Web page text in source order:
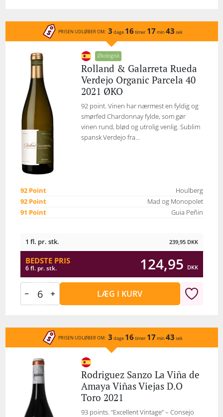
PRISEN UDLØBER OM: 3 dage 16 timer 17 min 43 sek
Økologisk
Rolland & Galarreta Rueda
Verdejo Organic Parcela 40
2021 ØKO
92 point. Vinen har nærmest en fyldig og
smørfed Chardonnay fylde, som gør
vinen rund, blød og utrolig venlig. Sublim
spansk Verdejo fra...
92 Point
Houlberg
92 Point
Mad og Monopolet
91 Point
Guia Peñin
1 fl. pr. stk. 239,95 DKK
BEDSTE PRIS
6 fl. pr. stk. 124,95 DKK
LÆG I KURV
PRISEN UDLØBER OM: 3 dage 16 timer 17 min 43 sek
Rodriguez Sanzo La Viña de
Amaya Viñas Viejas D.O
Toro 2021
93 points. “Excellent Vintage” – Consejo